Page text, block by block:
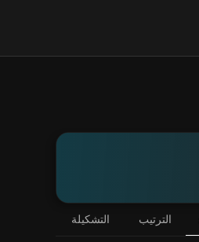
الترتيب التشكيلة